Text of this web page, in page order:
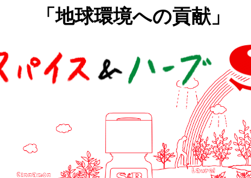
「地球環境への貢献」